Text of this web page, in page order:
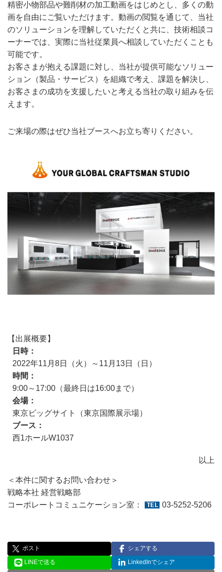
精密小物部品や難削材の加工動画をはじめとし、多くの動
画を自由にご覧いただけます。動画の閲覧を通じて、当社
のソリューションを理解していただくと共に、技術相談コ
ーナーでは、実際に当社従業員へ相談していただくことも
可能です。
お客さまが抱える課題に対し、当社が提供可能なソリュー
ション（製品・サービス）を組織で考え、課題を解決し、
お客さまの成功を支援したいと考える当社の取り組みを伝
えます。
ご来場の際はぜひ当社ブースへお立ち寄りください。
【出展概要】
日時
2022年11月8日（火）～11月13日（日）
時間
9:00～17:00（最終日は16:00まで）
会場
東京ビッグサイト（東京国際展示場）
ブース
西1ホールW1037
以上
＜本件に関するお問い合わせ＞
戦略本社 経営戦略部
コーポレートコミュニケーション室：
03-5252-5206
ポスト
シェアする
LINEで送る
LinkedInでシェア